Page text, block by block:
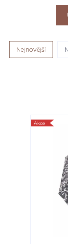
Nejnovější
Akce